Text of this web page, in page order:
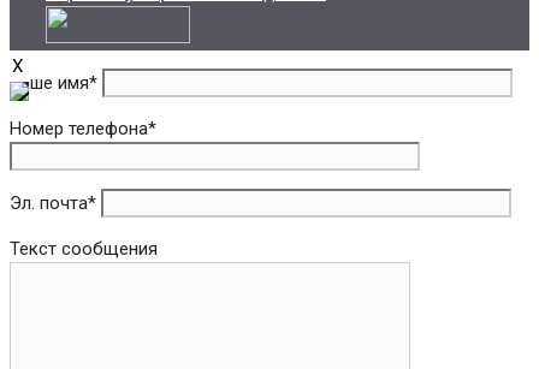
X
Ваше имя*
Номер телефона*
Эл. почта*
Текст сообщения